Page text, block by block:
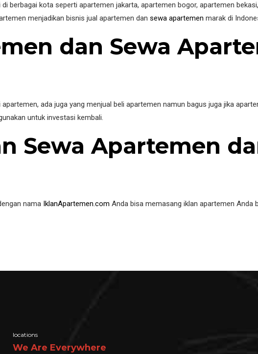
berbagai kota seperti apartemen jakarta, apartemen bogor, apartemen
menjadikan bisnis jual apartemen dan sewa apartemen marak di
dan Sewa
ada juga yang menjual beli apartemen namun bagus juga jika
untuk investasi kembali.
Sewa Apartemen
nama IklanApartemen.com Anda bisa memasang iklan apartemen Anda
locations
We Are Everywhere